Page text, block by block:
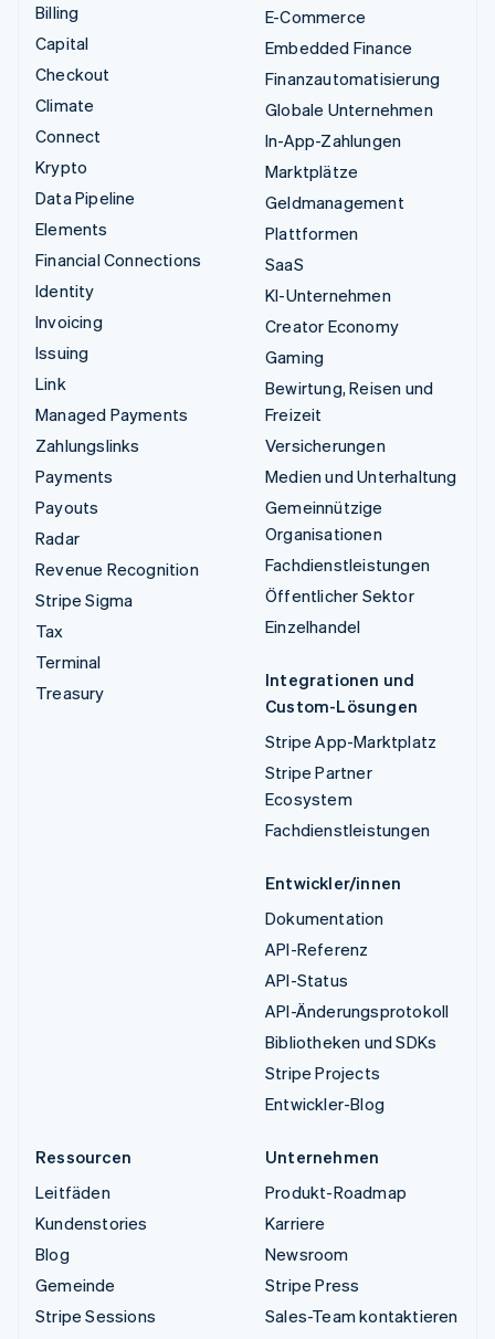
Billing
Capital
Checkout
Climate
Connect
Krypto
Data Pipeline
Elements
Financial Connections
Identity
Invoicing
Issuing
Link
Managed Payments
Zahlungslinks
Payments
Payouts
Radar
Revenue Recognition
Stripe Sigma
Tax
Terminal
Treasury
E-Commerce
Embedded Finance
Finanzautomatisierung
Globale Unternehmen
In-App-Zahlungen
Marktplätze
Geldmanagement
Plattformen
SaaS
KI-Unternehmen
Creator Economy
Gaming
Bewirtung, Reisen und
Freizeit
Versicherungen
Medien und Unterhaltung
Gemeinnützige
Organisationen
Fachdienstleistungen
Öffentlicher Sektor
Einzelhandel
Integrationen und
Custom-Lösungen
Stripe App-Marktplatz
Stripe Partner
Ecosystem
Fachdienstleistungen
Entwickler/innen
Dokumentation
API-Referenz
API-Status
API-Änderungsprotokoll
Bibliotheken und SDKs
Stripe Projects
Entwickler-Blog
Ressourcen
Leitfäden
Kundenstories
Blog
Gemeinde
Stripe Sessions
Unternehmen
Produkt-Roadmap
Karriere
Newsroom
Stripe Press
Sales-Team kontaktieren